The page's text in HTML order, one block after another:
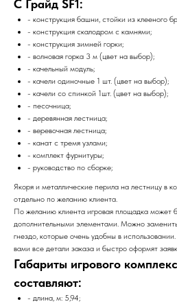
C Грайд SF1:
- конструкция башни, стойки из клееного
- конструкция скалодром с камнями;
- конструкция зимней горки;
- волновая горка 3 м (цвет на выбор);
- качельный модуль;
- качели одиночные 1 шт. (цвет на выбор);
- качели со спинкой 1шт. (цвет на выбор);
- песочница;
- деревянная лестница;
- веревочная лестница;
- канат с тремя узлами;
- комплект фурнитуры;
- руководство по сборке;
Якоря и металлические перила на лестницу в
отдельно по желанию клиента.
По желанию клиента игровая площадка может
дополнительными элементами. Можно
гнездо, которые очень удобны в
вами все детали заказа и быстро оформят
Габариты игрового
составляют:
- длина, м: 5,94;